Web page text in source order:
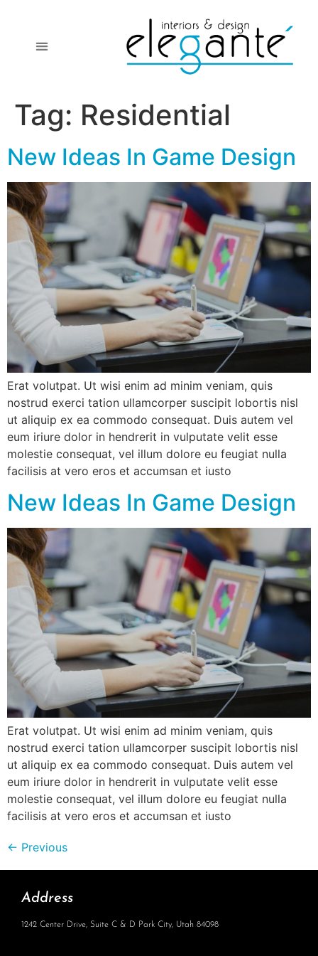
Tag: Residential
New Ideas In Game Design
Erat volutpat. Ut wisi enim ad minim veniam, quis
nostrud exerci tation ullamcorper suscipit lobortis nisl
ut aliquip ex ea commodo consequat. Duis autem vel
eum iriure dolor in hendrerit in vulputate velit esse
molestie consequat, vel illum dolore eu feugiat nulla
facilisis at vero eros et accumsan et iusto
New Ideas In Game Design
Erat volutpat. Ut wisi enim ad minim veniam, quis
nostrud exerci tation ullamcorper suscipit lobortis nisl
ut aliquip ex ea commodo consequat. Duis autem vel
eum iriure dolor in hendrerit in vulputate velit esse
molestie consequat, vel illum dolore eu feugiat nulla
facilisis at vero eros et accumsan et iusto
← Previous
Address
1242 Center Drive, Suite C & D Park City, Utah 84098